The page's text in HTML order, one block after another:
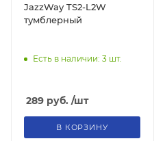
JazzWay TS2-L2W
тумблерный
Есть в наличии: 3 шт.
289 руб. /шт
В КОРЗИНУ